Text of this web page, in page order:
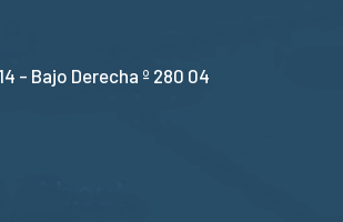
- Bajo Derecha º 280 04